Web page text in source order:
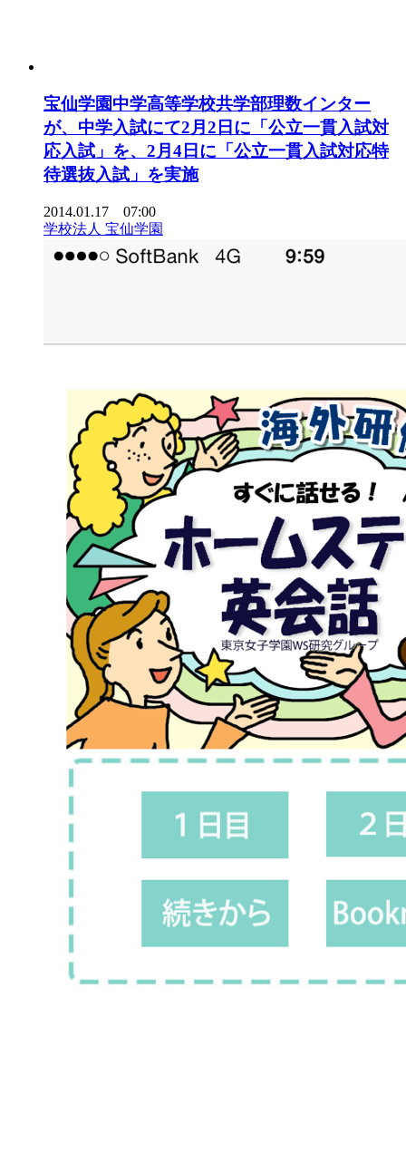
宝仙学園中学高等学校共学部理数インター
が、中学入試にて2月2日に「公立一貫入試対
応入試」を、2月4日に「公立一貫入試対応特
待選抜入試」を実施
2014.01.17 07:00
学校法人 宝仙学園